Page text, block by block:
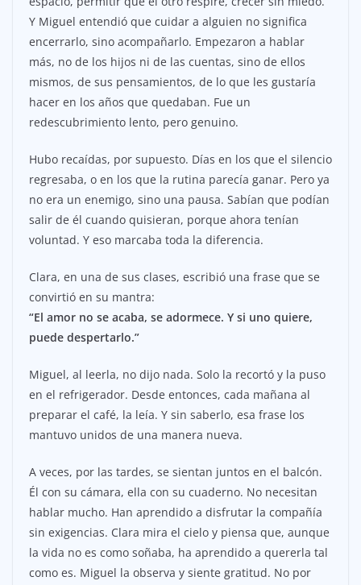
Y Miguel entendió que cuidar a alguien no significa
encerrarlo, sino acompañarlo. Empezaron a hablar
más, no de los hijos ni de las cuentas, sino de ellos
mismos, de sus pensamientos, de lo que les gustaría
hacer en los años que quedaban. Fue un
redescubrimiento lento, pero genuino.
Hubo recaídas, por supuesto. Días en los que el silencio
regresaba, o en los que la rutina parecía ganar. Pero ya
no era un enemigo, sino una pausa. Sabían que podían
salir de él cuando quisieran, porque ahora tenían
voluntad. Y eso marcaba toda la diferencia.
Clara, en una de sus clases, escribió una frase que se
convirtió en su mantra:
“El amor no se acaba, se adormece. Y si uno quiere,
puede despertarlo.”
Miguel, al leerla, no dijo nada. Solo la recortó y la puso
en el refrigerador. Desde entonces, cada mañana al
preparar el café, la leía. Y sin saberlo, esa frase los
mantuvo unidos de una manera nueva.
A veces, por las tardes, se sientan juntos en el balcón.
Él con su cámara, ella con su cuaderno. No necesitan
hablar mucho. Han aprendido a disfrutar la compañía
sin exigencias. Clara mira el cielo y piensa que, aunque
la vida no es como soñaba, ha aprendido a quererla tal
como es. Miguel la observa y siente gratitud. No por